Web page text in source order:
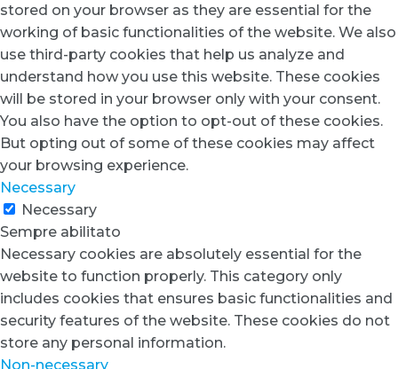
stored on your browser as they are essential for the
working of basic functionalities of the website. We also
use third-party cookies that help us analyze and
understand how you use this website. These cookies
will be stored in your browser only with your consent.
You also have the option to opt-out of these cookies.
But opting out of some of these cookies may affect
your browsing experience.
Necessary
Necessary
Sempre abilitato
Necessary cookies are absolutely essential for the
website to function properly. This category only
includes cookies that ensures basic functionalities and
security features of the website. These cookies do not
store any personal information.
Non-necessary